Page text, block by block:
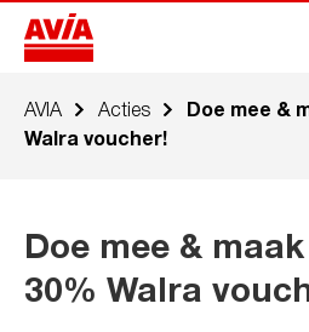
AVIA Acties
Doe mee &
Walra voucher!
Doe mee &
30% Walra